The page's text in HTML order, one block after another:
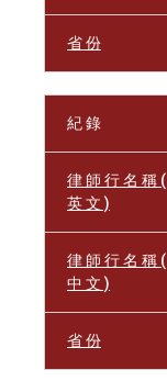
省 份
紀 錄
律 師 行 名 稱 (
英 文 )
律 師 行 名 稱 (
中 文 )
省 份